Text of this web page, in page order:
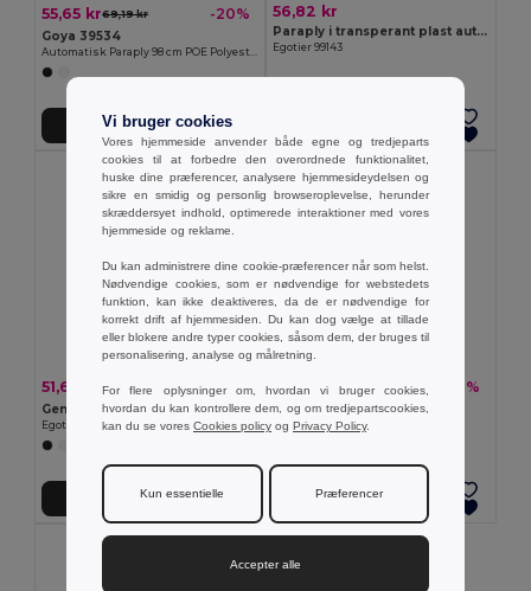
55,65 kr69,19 kr -20%
Goya 39534
Tilføj Til Kurv
56,82 kr
Paraply i transperant plast auto open
Egotier 99143
51,65 kr 68,68 kr -25%
Genvundet polyester (100% rPET) pongee paraply
Egotier 99149
Tilføj Til Kurv
62,42 kr69,48 kr -10%
190T polyester paraply
Egotier 99098
Tilføj Til Kurv
Vi bruger cookies
Vores hjemmeside anvender både egne og tredjeparts
cookies til at forbedre den overordnede funktionalitet,
huske dine præferencer, analysere hjemmesideydelsen og
sikre en smidig og personlig browseroplevelse, herunder
skræddersyet indhold, optimerede interaktioner med vores
hjemmeside og reklame.
Du kan administrere dine cookie-præferencer når som helst.
Nødvendige cookies, som er nødvendige for webstedets
funktion, kan ikke deaktiveres, da de er nødvendige for
korrekt drift af hjemmesiden. Du kan dog vælge at tillade
eller blokere andre typer cookies, såsom dem, der bruges til
personalisering, analyse og målretning.
For flere oplysninger om, hvordan vi bruger cookies,
hvordan du kan kontrollere dem, og om tredjepartscookies,
kan du se vores Cookies policy og Privacy Policy.
Kun essentielle Præferencer
Accepter alle